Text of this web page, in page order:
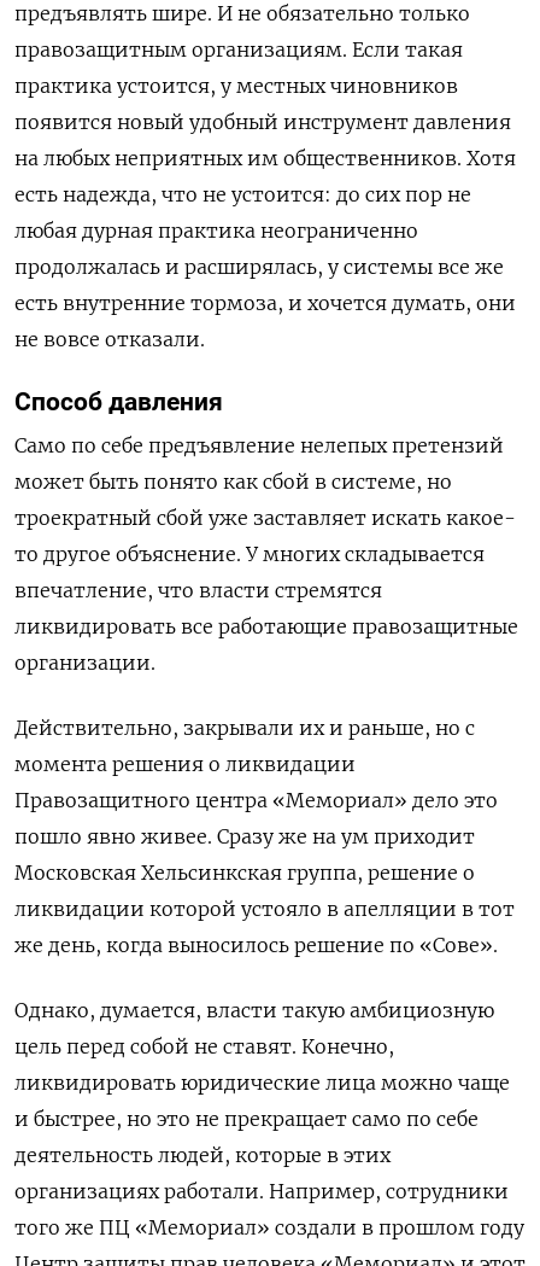
предъявлять шире. И не обязательно только
правозащитным организациям. Если такая
практика устоится, у местных чиновников
появится новый удобный инструмент давления
на любых неприятных им общественников. Хотя
есть надежда, что не устоится: до сих пор не
любая дурная практика неограниченно
продолжалась и расширялась, у системы все же
есть внутренние тормоза, и хочется думать, они
не вовсе отказали.
Способ давления
Само по себе предъявление нелепых претензий
может быть понято как сбой в системе, но
троекратный сбой уже заставляет искать какое-
то другое объяснение. У многих складывается
впечатление, что власти стремятся
ликвидировать все работающие правозащитные
организации.
Действительно, закрывали их и раньше, но с
момента решения о ликвидации
Правозащитного центра «Мемориал» дело это
пошло явно живее. Сразу же на ум приходит
Московская Хельсинкская группа, решение о
ликвидации которой устояло в апелляции в тот
же день, когда выносилось решение по «Сове».
Однако, думается, власти такую амбициозную
цель перед собой не ставят. Конечно,
ликвидировать юридические лица можно чаще
и быстрее, но это не прекращает само по себе
деятельность людей, которые в этих
организациях работали. Например, сотрудники
того же ПЦ «Мемориал» создали в прошлом году